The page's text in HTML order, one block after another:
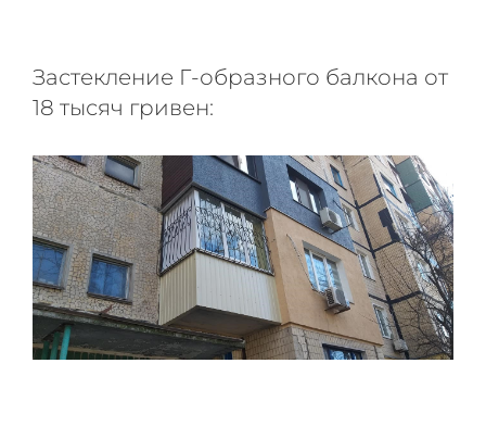
Застекление Г-образного балкона от
18 тысяч гривен: